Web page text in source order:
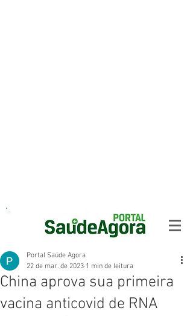
China aprova sua primeira
vacina anticovid de RNA
Portal Saúde Agora
22 de mar. de 2023 1 min de leitura